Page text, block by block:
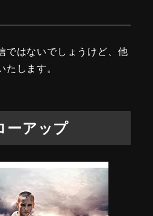
ではないでしょうけど、他
します。
ーアップ